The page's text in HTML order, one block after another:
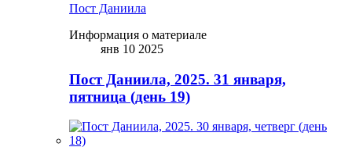
Пост Даниила
Информация о материале
янв 10 2025
Пост Даниила, 2025. 31 января,
пятница (день 19)